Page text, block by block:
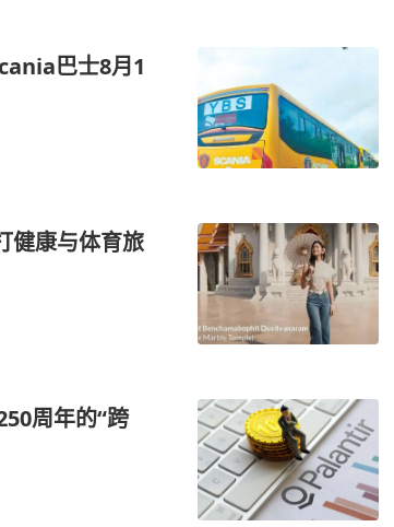
巴士8月1
健康与体育旅
周年的“跨